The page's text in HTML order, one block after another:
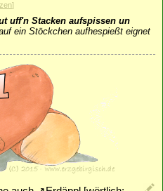
]
uff'n Stacken aufspissen un
ein Stöckchen aufhespießt eignet